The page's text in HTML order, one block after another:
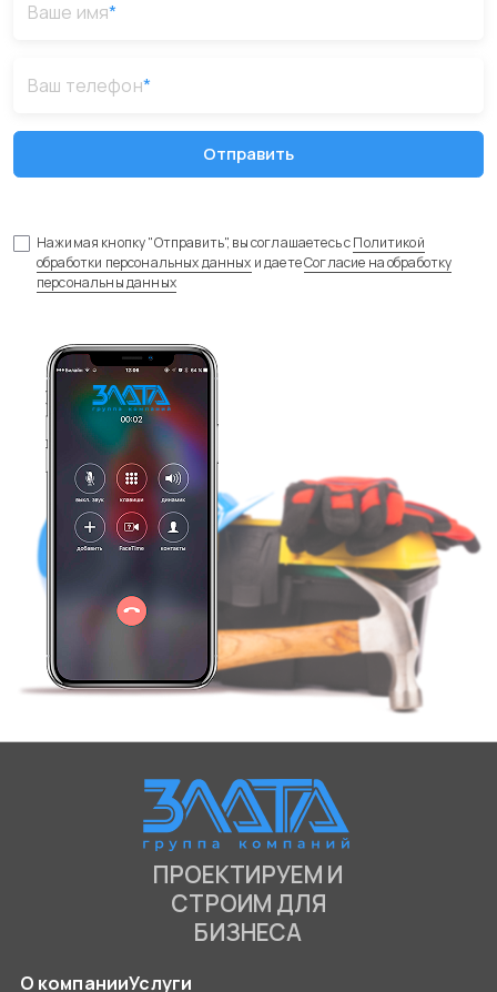
Ваше имя*
Ваш телефон*
Отправить
Нажимая кнопку "Отправить", вы соглашаетесь сПолитикой
обработки персональных данных и даетеСогласие на обработку
персональны данных
ПРОЕКТИРУЕМ И
СТРОИМ ДЛЯ
БИЗНЕСА
О компанииУслуги